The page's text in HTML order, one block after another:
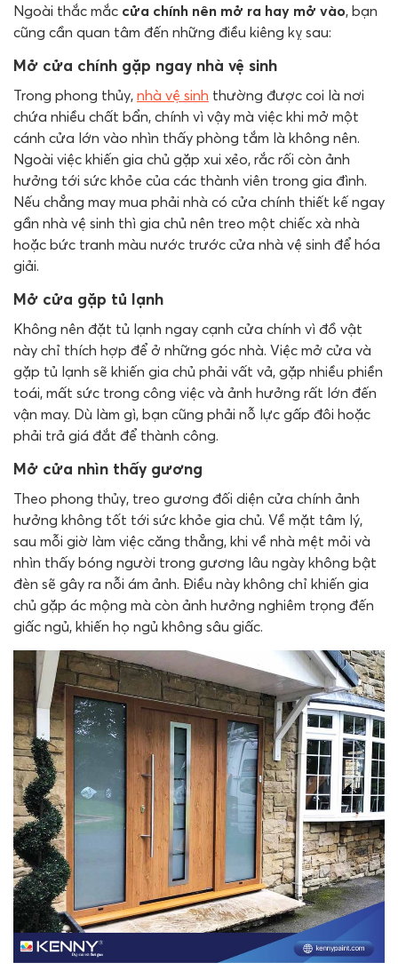
Ngoài thắc mắc cửa chính nên mở ra hay mở vào, bạn
cũng cần quan tâm đến những điều kiêng kỵ sau:
Mở cửa chính gặp ngay nhà vệ sinh
Trong phong thủy, nhà vệ sinh thường được coi là nơi
chứa nhiều chất bẩn, chính vì vậy mà việc khi mở một
cánh cửa lớn vào nhìn thấy phòng tắm là không nên.
Ngoài việc khiến gia chủ gặp xui xẻo, rắc rối còn ảnh
hưởng tới sức khỏe của các thành viên trong gia đình.
Nếu chẳng may mua phải nhà có cửa chính thiết kế ngay
gần nhà vệ sinh thì gia chủ nên treo một chiếc xà nhà
hoặc bức tranh màu nước trước cửa nhà vệ sinh để hóa
giải.
Mở cửa gặp tủ lạnh
Không nên đặt tủ lạnh ngay cạnh cửa chính vì đồ vật
này chỉ thích hợp để ở những góc nhà. Việc mở cửa và
gặp tủ lạnh sẽ khiến gia chủ phải vất vả, gặp nhiều phiền
toái, mất sức trong công việc và ảnh hưởng rất lớn đến
vận may. Dù làm gì, bạn cũng phải nỗ lực gấp đôi hoặc
phải trả giá đắt để thành công.
Mở cửa nhìn thấy gương
Theo phong thủy, treo gương đối diện cửa chính ảnh
hưởng không tốt tới sức khỏe gia chủ. Về mặt tâm lý,
sau mỗi giờ làm việc căng thẳng, khi về nhà mệt mỏi và
nhìn thấy bóng người trong gương lâu ngày không bật
đèn sẽ gây ra nỗi ám ảnh. Điều này không chỉ khiến gia
chủ gặp ác mộng mà còn ảnh hưởng nghiêm trọng đến
giấc ngủ, khiến họ ngủ không sâu giấc.